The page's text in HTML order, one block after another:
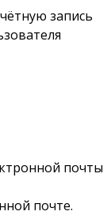
запись
почты
почте.